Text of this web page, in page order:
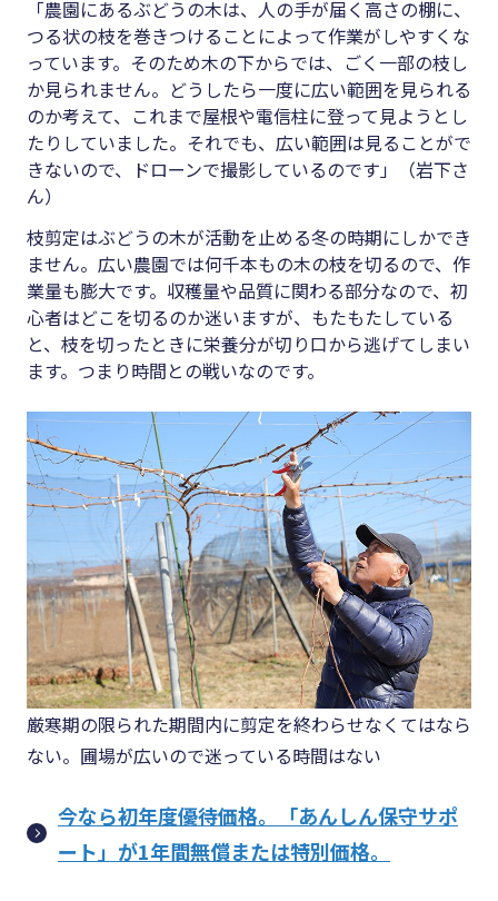
「農園にあるぶどうの木は、人の手が届く高さの棚に、
つる状の枝を巻きつけることによって作業がしやすくな
っています。そのため木の下からでは、ごく一部の枝し
か見られません。どうしたら一度に広い範囲を見られる
のか考えて、これまで屋根や電信柱に登って見ようとし
たりしていました。それでも、広い範囲は見ることがで
きないので、ドローンで撮影しているのです」（岩下さ
ん）
枝剪定はぶどうの木が活動を止める冬の時期にしかでき
ません。広い農園では何千本もの木の枝を切るので、作
業量も膨大です。収穫量や品質に関わる部分なので、初
心者はどこを切るのか迷いますが、もたもたしている
と、枝を切ったときに栄養分が切り口から逃げてしまい
ます。つまり時間との戦いなのです。
厳寒期の限られた期間内に剪定を終わらせなくてはなら
ない。圃場が広いので迷っている時間はない
今なら初年度優待価格。「あんしん保守サポ
ート」が1年間無償または特別価格。